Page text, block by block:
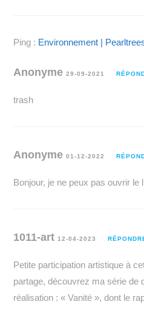
Ping : Environnement |
Anonyme29-09-2021
trash
Anonyme01-12-2022
Bonjour, je ne peux pas ouvrir
1011-art12-04-2023
Petite participation artistique à
partage, découvrez ma série de
réalisation : « Vanité », dont le